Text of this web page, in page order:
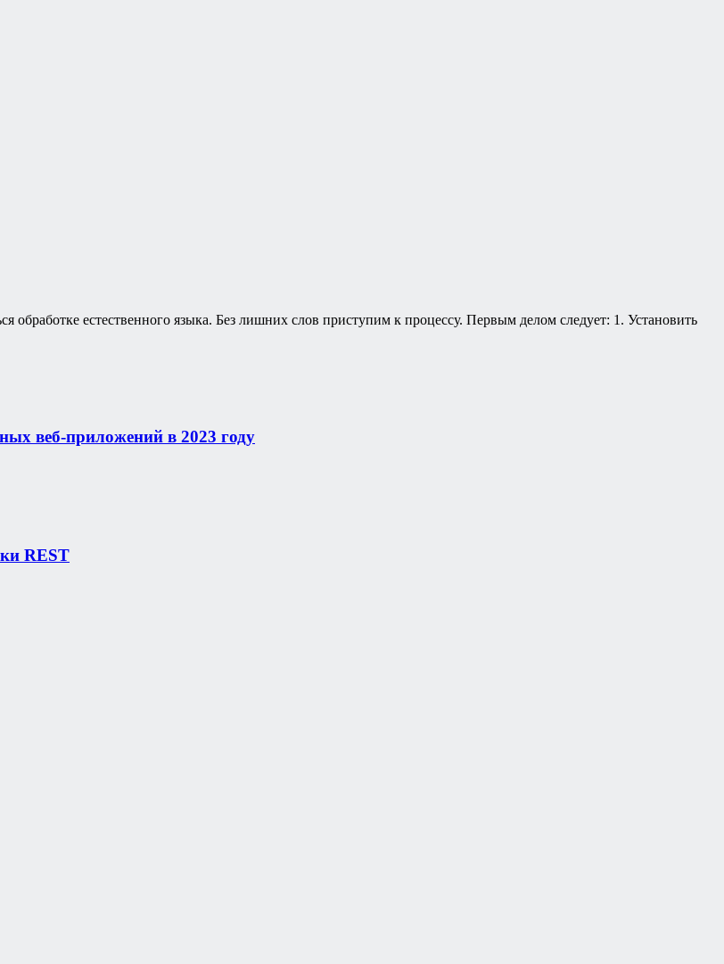
обработке естественного языка. Без лишних слов приступим к процессу. Первым делом следует: 1. Установить
веб-приложений в 2023 году
REST